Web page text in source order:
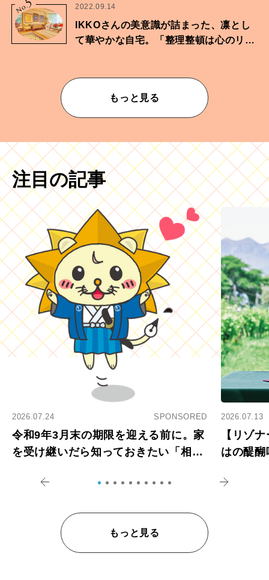
No. 2022.09.14
IKKOさんの美意識が詰まった、凛とし
て華やかな自宅。「整理整頓は心のリズ
もっと見る
注目の記事
2026.07.24 SPONSORED
令和9年3月末の期限を迎える前に。家
を受け継いだら知っておきたい「相続
2026.07.13
【リゾ
はの醍
もっと見る